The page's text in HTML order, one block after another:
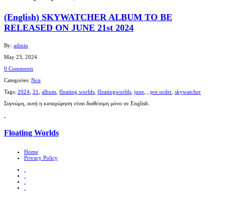
(English) SKYWATCHER ALBUM TO BE
RELEASED ON JUNE 21st 2024
By: admin
May 23, 2024
0 Comments
Categories: Νεα
Tags: 2024 21 album floating worlds floatingworlds june pre order skywatcher
Συγνώμη, αυτή η καταχώρηση είναι διαθέσιμη μόνο σε English.
Floating Worlds
Home
Privacy Policy